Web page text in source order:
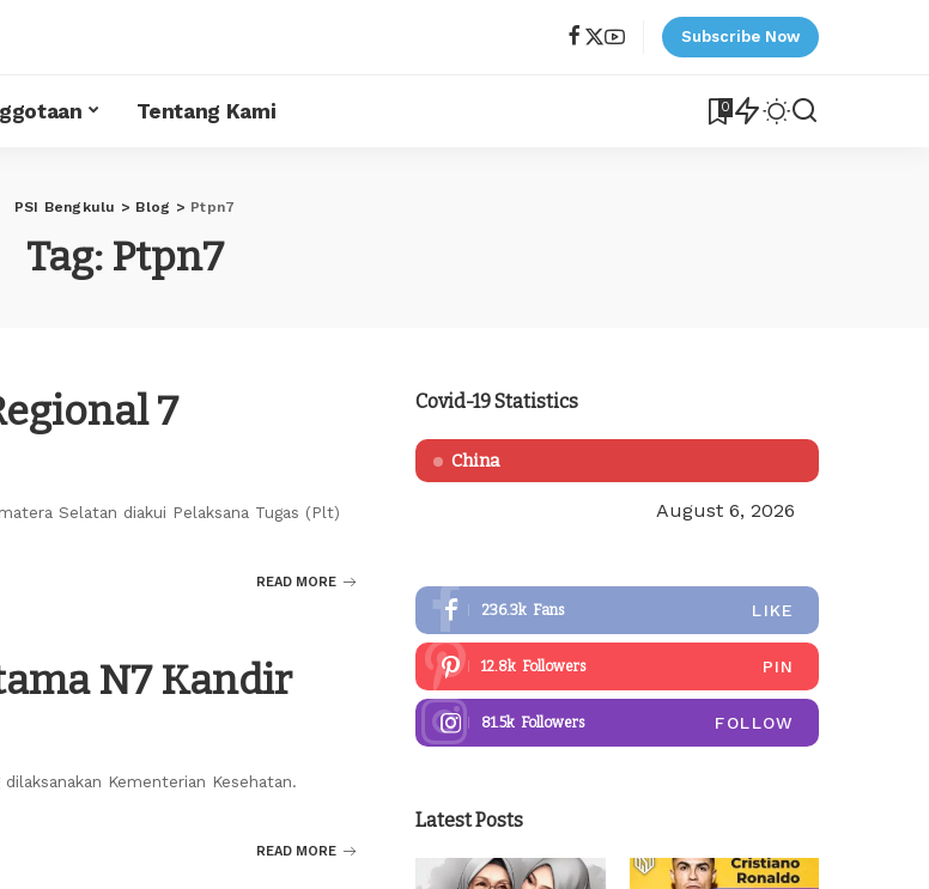
Subscribe Now
Tentang Kami 0
PSI Bengkulu > Blog > Ptpn7
Tag: Ptpn7
7
Selatan diakui Pelaksana Tugas (Plt)
READ MORE
N7 Kandir
Kementerian Kesehatan.
READ MORE
Covid-19 Statistics
China
August 6, 2026
236.3k Fans LIKE
12.8k Followers PIN
81.5k Followers FOLLOW
Latest Posts